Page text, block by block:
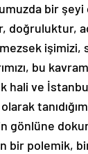
bir
doğruluktur,
işimizi,
bu
hali ve
gönlüne
bir polemik,